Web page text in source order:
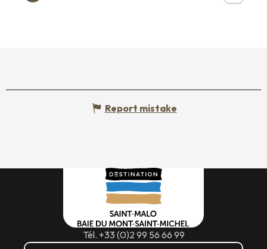
Report mistake
Tél. +33 (0)2 99 56 66 99